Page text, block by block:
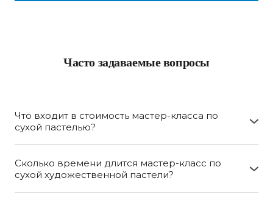
Часто задаваемые вопросы
Что входит в стоимость мастер-класса по
сухой пастелью?
итальянского производства, качественная сухая
пастель, специальные растирания и лоскутки для
пастели, закрепители, упаковочный крафтовый пакет.
Сколько времени длится мастер-класс по
сухой художественной пастели?